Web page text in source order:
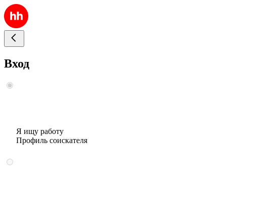
Вход
Я ищу работу
Профиль соискателя